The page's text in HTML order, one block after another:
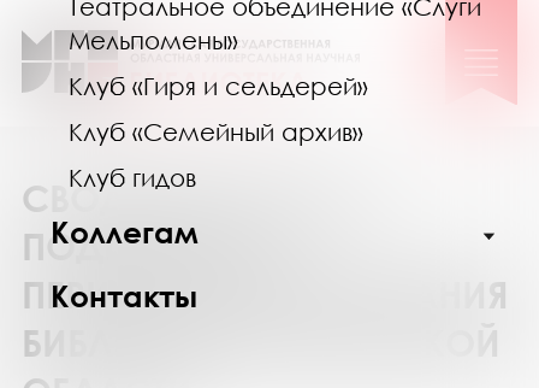
Мельпомены»
Клуб «Гиря и сельдерей»
Клуб «Семейный архив»
Клуб гидов
Коллегам
Контакты
СВОДНЫЙ КАТАЛОГ
ПОДПИСКИ НА
ПЕРИОДИЧЕСКИЕ ИЗДАНИЯ
БИБЛИОТЕК МУРМАНСКОЙ